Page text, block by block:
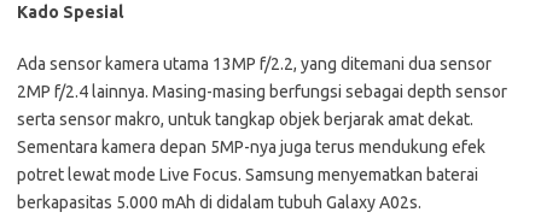
Kado Spesial
Ada sensor kamera utama 13MP f/2.2, yang ditemani dua sensor
2MP f/2.4 lainnya. Masing-masing berfungsi sebagai depth sensor
serta sensor makro, untuk tangkap objek berjarak amat dekat.
Sementara kamera depan 5MP-nya juga terus mendukung efek
potret lewat mode Live Focus. Samsung menyematkan baterai
berkapasitas 5.000 mAh di didalam tubuh Galaxy A02s.